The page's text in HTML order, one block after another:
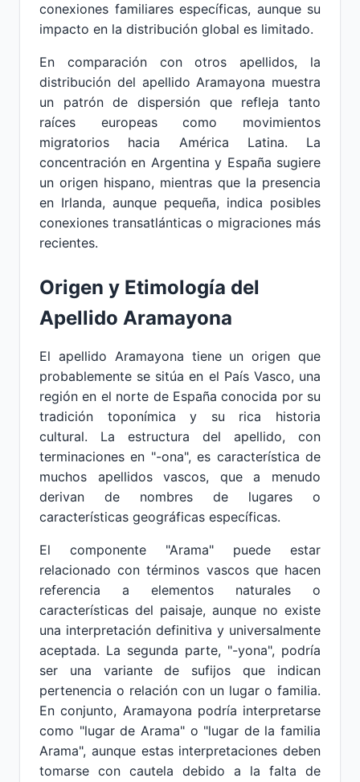
conexiones familiares específicas, aunque su
impacto en la distribución global es limitado.
En comparación con otros apellidos, la
distribución del apellido Aramayona muestra
un patrón de dispersión que refleja tanto
raíces europeas como movimientos
migratorios hacia América Latina. La
concentración en Argentina y España sugiere
un origen hispano, mientras que la presencia
en Irlanda, aunque pequeña, indica posibles
conexiones transatlánticas o migraciones más
recientes.
Origen y Etimología del
Apellido Aramayona
El apellido Aramayona tiene un origen que
probablemente se sitúa en el País Vasco, una
región en el norte de España conocida por su
tradición toponímica y su rica historia
cultural. La estructura del apellido, con
terminaciones en "-ona", es característica de
muchos apellidos vascos, que a menudo
derivan de nombres de lugares o
características geográficas específicas.
El componente "Arama" puede estar
relacionado con términos vascos que hacen
referencia a elementos naturales o
características del paisaje, aunque no existe
una interpretación definitiva y universalmente
aceptada. La segunda parte, "-yona", podría
ser una variante de sufijos que indican
pertenencia o relación con un lugar o familia.
En conjunto, Aramayona podría interpretarse
como "lugar de Arama" o "lugar de la familia
Arama", aunque estas interpretaciones deben
tomarse con cautela debido a la falta de